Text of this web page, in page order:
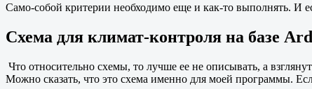
Само-собой критерии необходимо еще и как-то выполнять. И
Схема для климат-контроля на базе
Что относительно схемы, то лучше ее не описывать, а
Можно сказать, что это схема именно для моей программы.